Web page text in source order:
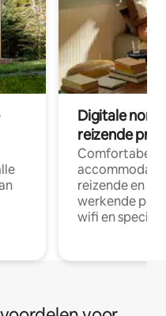
Digitale
reizende
Comfortabele
reizende en
werkende
wifi en